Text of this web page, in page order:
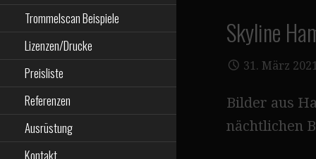
Trommelscan Beispiele
Lizenzen/Drucke
Preisliste
Referenzen
Ausrüstung
Kontakt
Skyline
31. März
Bilder aus
nächtlichen